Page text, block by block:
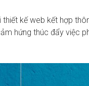
kế web kết hợp
hứng thúc đẩy việc